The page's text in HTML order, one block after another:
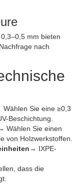
mm bieten
nach
Wählen Sie eine ≥0,3
Beschichtung.
Wählen Sie einen
von Holzwerkstoffen.
→ IXPE-
dass die